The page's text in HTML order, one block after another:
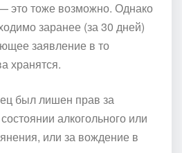
это тоже возможно. Однако
заранее (за 30 дней)
заявление в то
хранятся.
был лишен прав за
алкогольного или
или за вождение в